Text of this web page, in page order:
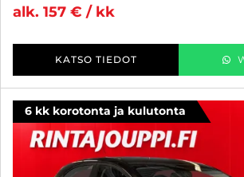
alk. 157 € / kk
KATSO TIEDOT
6 kk korotonta ja kulutonta